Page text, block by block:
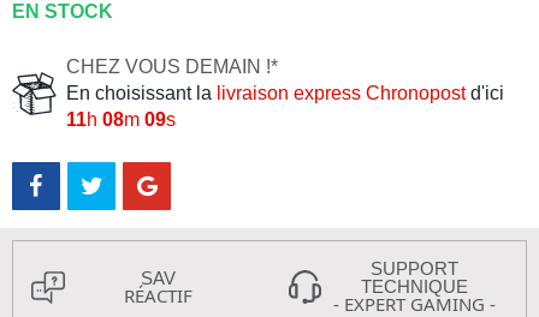
EN STOCK
CHEZ VOUS DEMAIN !*
En choisissant la livraison express Chronopostd'ici
11h 08m 09s
SAV
RÉACTIF
SUPPORT
TECHNIQUE
- EXPERT GAMING -